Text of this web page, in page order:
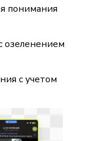
понимания
озеленением
с учетом